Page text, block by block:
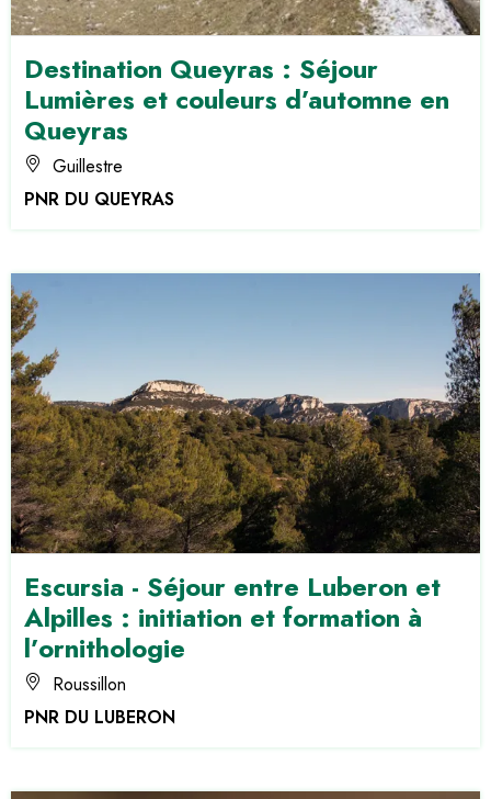
Destination Queyras : Séjour
Lumières et couleurs d’automne en
Queyras
Guillestre
PNR DU QUEYRAS
Escursia - Séjour entre Luberon et
Alpilles : initiation et formation à
l’ornithologie
Roussillon
PNR DU LUBERON